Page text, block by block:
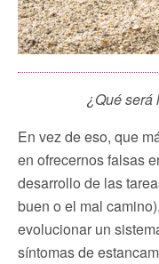
¿Qué será
En vez de eso, que
en ofrecernos falsas
desarrollo de las
buen o el mal
evolucionar un
síntomas de